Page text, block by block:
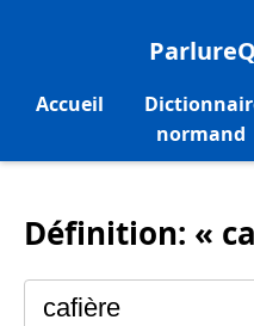
Accueil
normand
Définition: «